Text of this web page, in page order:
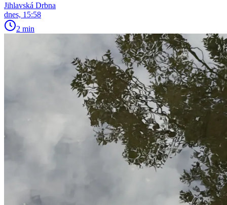
Jihlavská Drbna
dnes, 15:58
2 min